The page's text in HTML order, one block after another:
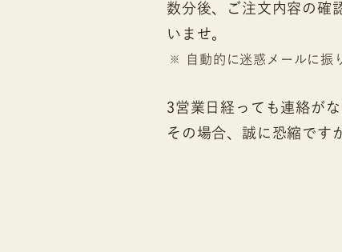
数分後、ご注文内容の確
いませ。
自動的に迷惑メールに振
3営業日経っても連絡が
その場合、誠に恐縮です